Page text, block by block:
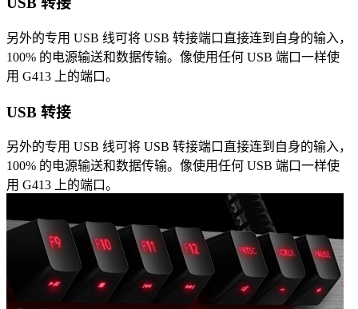
另外的专用 USB 线可将 USB 转接端口直接连到自身的输入，
100% 的电源输送和数据传输。像使用任何 USB 端口一样使
用 G413 上的端口。
USB 转接
另外的专用 USB 线可将 USB 转接端口直接连到自身的输入，
100% 的电源输送和数据传输。像使用任何 USB 端口一样使
用 G413 上的端口。